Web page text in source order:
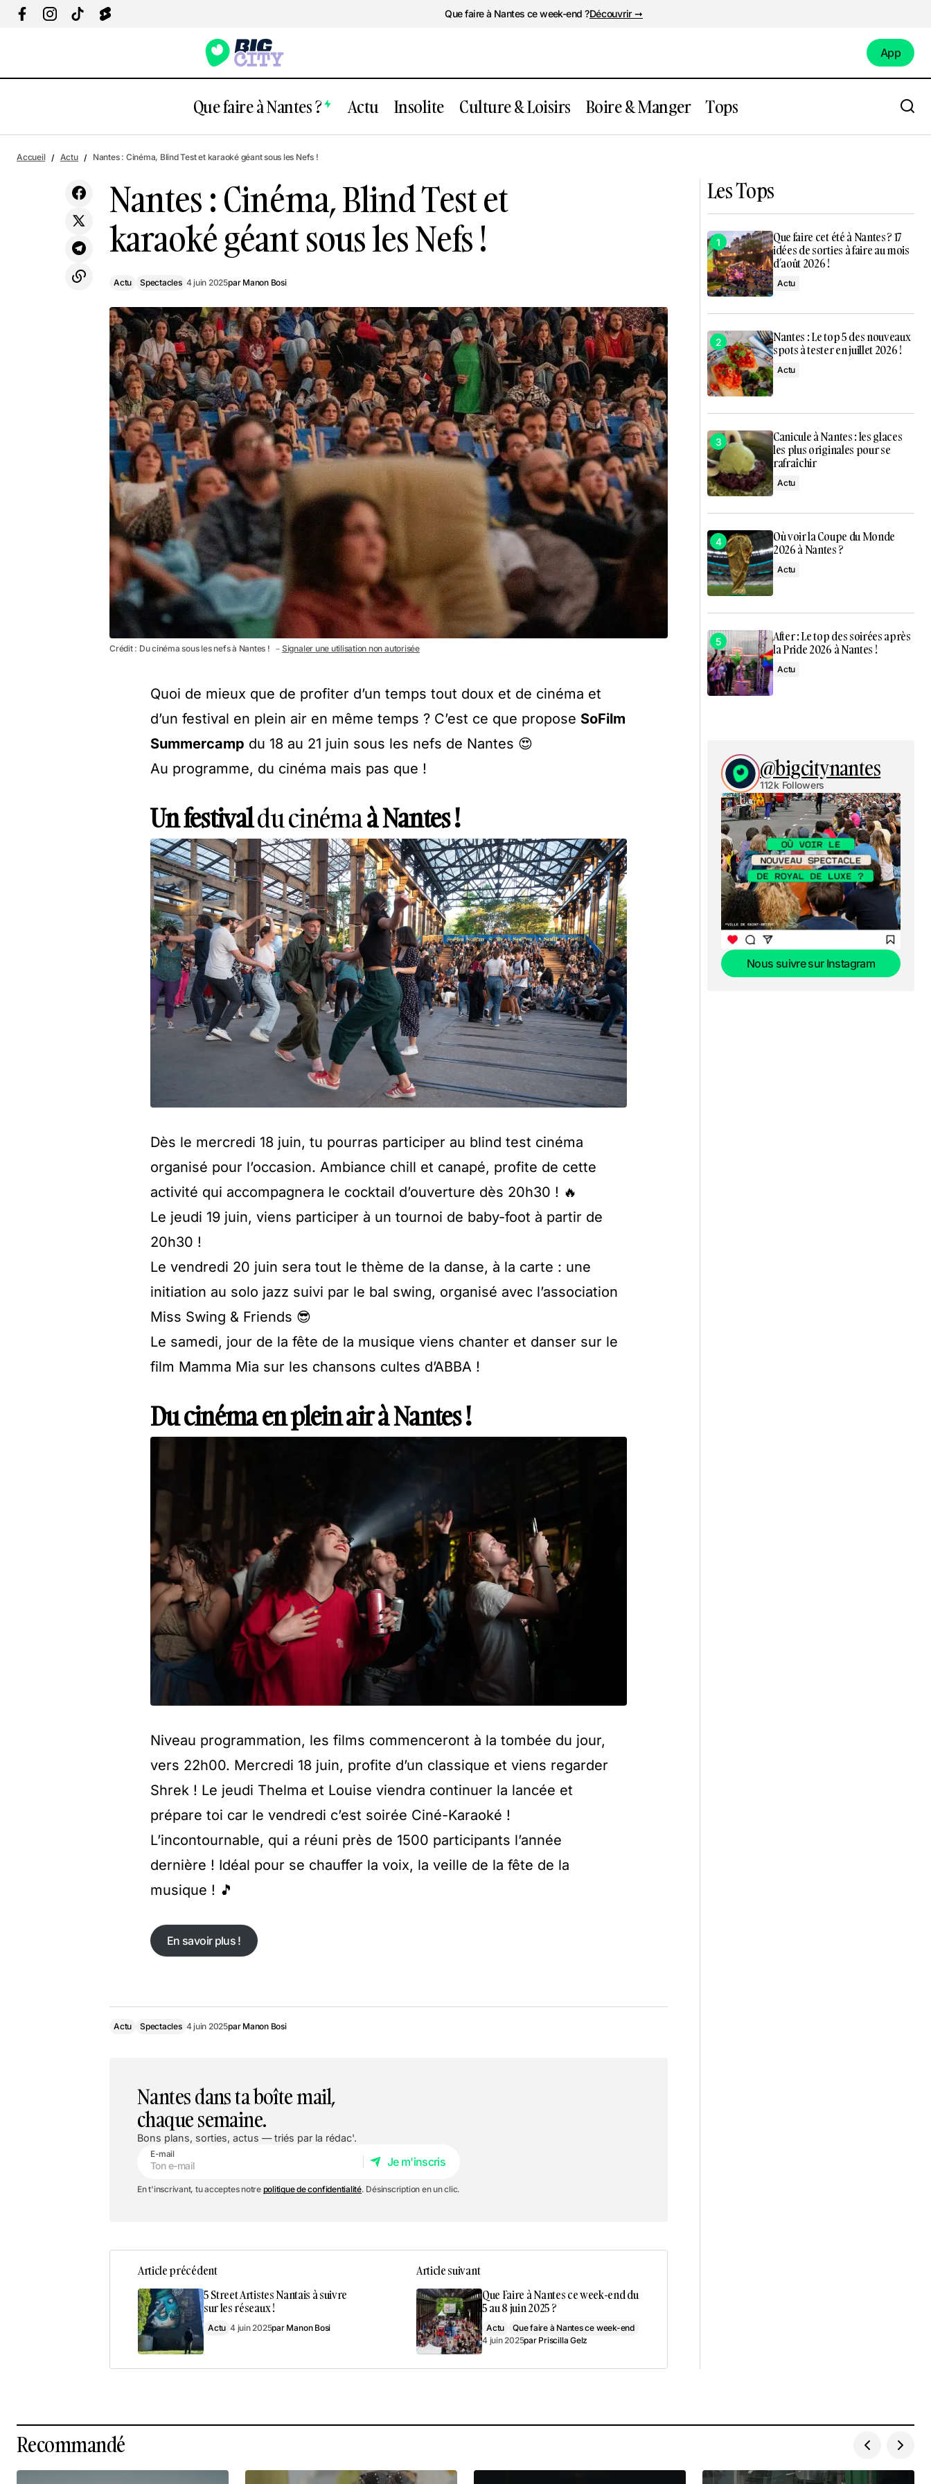
Que faire à Nantes ce week-end ?Découvrir ➞
App
Que faire à Nantes ? Actu Insolite Culture & Loisirs Boire & Manger Tops
5 Street Artistes Nantais à suivre sur les
réseaux !
Actu
Nantes : Cinéma, Blind Test et karaoké géant sous les
Accueil Actu Nantes : Cinéma, Blind Test et karaoké géant sous les Nefs !
Nantes : Cinéma, Blind Test et
karaoké géant sous les Nefs !
Actu Spectacles 4 juin 2025par Manon Bosi
Crédit : Du cinéma sous les nefs à Nantes ! － Signaler une utilisation non autorisée
Quoi de mieux que de profiter d’un temps tout doux et de cinéma et
d’un festival en plein air en même temps ? C’est ce que propose SoFilm
Summercamp du 18 au 21 juin sous les nefs de Nantes 😍
Au programme, du cinéma mais pas que !
Un festivaldu cinémaà Nantes !
Dès le mercredi 18 juin, tu pourras participer au blind test cinéma
organisé pour l’occasion. Ambiance chill et canapé, profite de cette
activité qui accompagnera le cocktail d’ouverture dès 20h30 ! 🔥
Le jeudi 19 juin, viens participer à un tournoi de baby-foot à partir de
20h30 !
Le vendredi 20 juin sera tout le thème de la danse, à la carte : une
initiation au solo jazz suivi par le bal swing, organisé avec l’association
Miss Swing & Friends 😎
Le samedi, jour de la fête de la musique viens chanter et danser sur le
film Mamma Mia sur les chansons cultes d’ABBA !
Du cinéma en plein air à Nantes !
Niveau programmation, les films commenceront à la tombée du jour,
vers 22h00. Mercredi 18 juin, profite d’un classique et viens regarder
Shrek ! Le jeudi Thelma et Louise viendra continuer la lancée et
prépare toi car le vendredi c’est soirée Ciné-Karaoké !
L’incontournable, qui a réuni près de 1500 participants l’année
dernière ! Idéal pour se chauffer la voix, la veille de la fête de la
musique ! 🎵
En savoir plus !
Actu Spectacles 4 juin 2025par Manon Bosi
Nantes dans ta boîte mail,
chaque semaine.
Bons plans, sorties, actus — triés par la rédac'.
E-mail
Je m'inscris
En t'inscrivant, tu acceptes notre politique de confidentialité. Désinscription en un clic.
Article précédent
5 Street Artistes Nantais à suivre
sur les réseaux !
Actu 4 juin 2025par Manon Bosi
Article suivant
Que Faire à Nantes ce week-end du
5 au 8 juin 2025 ?
Actu
Que faire à Nantes ce week-end
4 juin 2025par Priscilla Gelz
Les Tops
Que faire cet été à Nantes ? 17
idées de sorties à faire au mois
d’août 2026 !
Actu
Nantes : Le top 5 des nouveaux
spots à tester en juillet 2026 !
Actu
Canicule à Nantes : les glaces
les plus originales pour se
rafraîchir
Actu
Où voir la Coupe du Monde
2026 à Nantes ?
Actu
After : Le top des soirées après
la Pride 2026 à Nantes !
Actu
@bigcitynantes
112k Followers
Nous suivre sur Instagram
Recommandé